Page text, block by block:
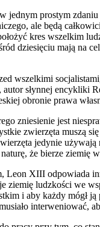
prostym
ale będą
kres wszelkim
dziesięciu mają na
wszelkimi
słynnej encykliki
obronie prawa
zniesienie jest
zwierzęta muszą
jedynie
że bierze ziemię
XIII odpowiada
ziemię ludzkości we
i aby każdy mógł
interweniować,